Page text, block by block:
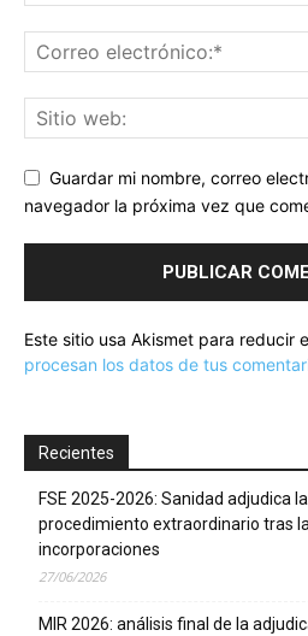
Guardar mi nombre, correo
navegador la próxima vez que
Este sitio usa Akismet para reducir
procesan los datos de tus
Recientes
FSE 2025-2026: Sanidad adjudica
procedimiento extraordinario tras
incorporaciones
27/06/2026
MIR 2026: análisis final de la